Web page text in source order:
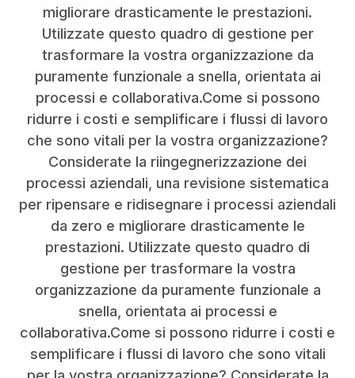
migliorare drasticamente le prestazioni.
Utilizzate questo quadro di gestione per
trasformare la vostra organizzazione da
puramente funzionale a snella, orientata ai
processi e collaborativa.Come si possono
ridurre i costi e semplificare i flussi di lavoro
che sono vitali per la vostra organizzazione?
Considerate la riingegnerizzazione dei
processi aziendali, una revisione sistematica
per ripensare e ridisegnare i processi aziendali
da zero e migliorare drasticamente le
prestazioni. Utilizzate questo quadro di
gestione per trasformare la vostra
organizzazione da puramente funzionale a
snella, orientata ai processi e
collaborativa.Come si possono ridurre i costi e
semplificare i flussi di lavoro che sono vitali